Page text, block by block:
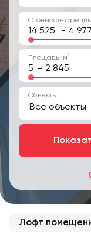
Стоимость
-
Площадь, м2
-
Объекты
Все объекты
Лофт